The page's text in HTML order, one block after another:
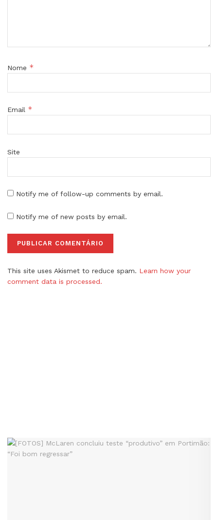
Nome *
Email *
Site
Notify me of follow-up comments by email.
Notify me of new posts by email.
This site uses Akismet to reduce spam. Learn how your
comment data is processed.